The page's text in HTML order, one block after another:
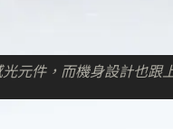
元件，而機身設計也跟